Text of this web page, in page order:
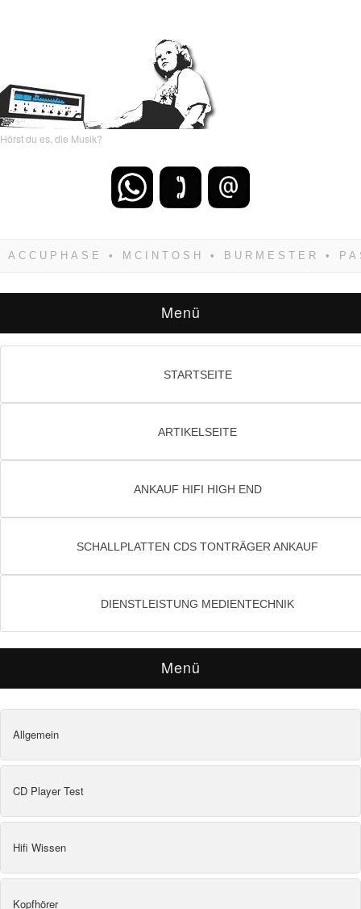
Hörst du es, die Musik?
zwangsläufig siegen! Und noch was: Hifi
Menü
STARTSEITE
ARTIKELSEITE
ANKAUF HIFI HIGH END
SCHALLPLATTEN CDS TONTRÄGER ANKAUF
DIENSTLEISTUNG MEDIENTECHNIK
Menü
Allgemein
CD Player Test
Hifi Wissen
Kopfhörer